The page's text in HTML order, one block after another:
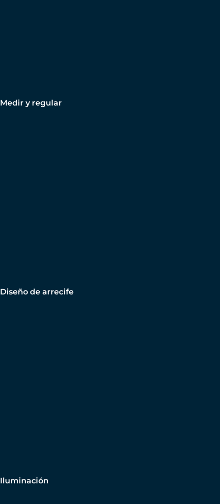
Medir y regular
Diseño de arrecife
Iluminación